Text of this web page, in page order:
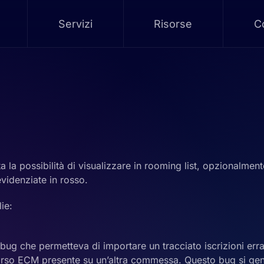
Servizi Risorse
la possibilità di visualizzare in rooming list,
in rosso.
che permetteva di importare un tracciato iscrizioni
ECM presente su un’altra commessa. Questo bug si